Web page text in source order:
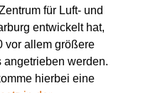
für Luft- und
entwickelt hat,
vor allem größere
angetrieben werden.
hierbei eine